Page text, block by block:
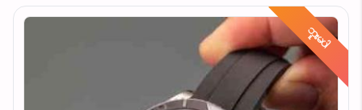
ဘူးမပါ